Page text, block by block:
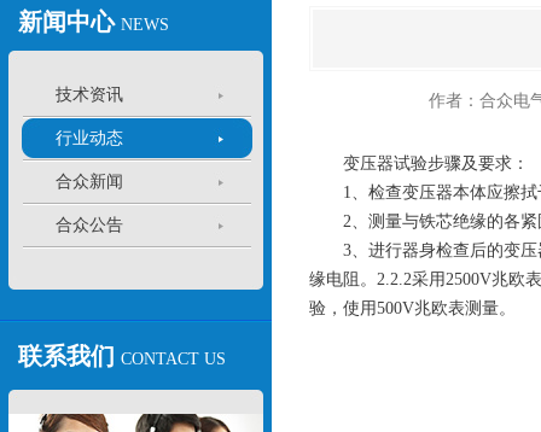
新闻中心 NEWS
技术资讯
行业动态
合众新闻
合众公告
联系我们 CONTACT US
作者：合众电
变压器试验步骤及要求：
1、检查变压器本体应擦拭
2、测量与铁芯绝缘的各
3、进行器身检查后的变压
缘电阻。2.2.2采用2500V兆欧
验，使用500V兆欧表测量。